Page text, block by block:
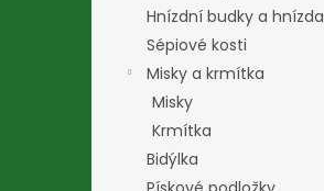
Hnízdní budky a hnízda
Sépiové kosti
Misky a krmítka
Misky
Krmítka
Bidýlka